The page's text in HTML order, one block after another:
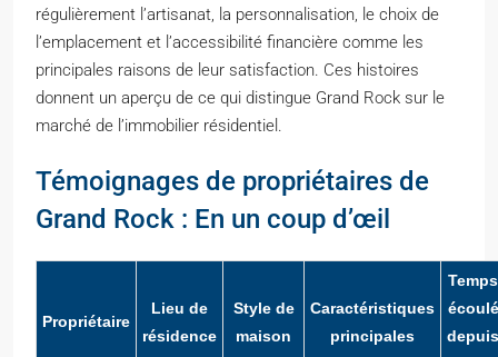
régulièrement l’artisanat, la personnalisation, le choix de
l’emplacement et l’accessibilité financière comme les
principales raisons de leur satisfaction. Ces histoires
donnent un aperçu de ce qui distingue Grand Rock sur le
marché de l’immobilier résidentiel.
Témoignages de propriétaires de
Grand Rock : En un coup d’œil
Propriétaire
Lieu de
résidence
Style de
maison
Caractéristiques
principales
Temps
écoulé
depuis